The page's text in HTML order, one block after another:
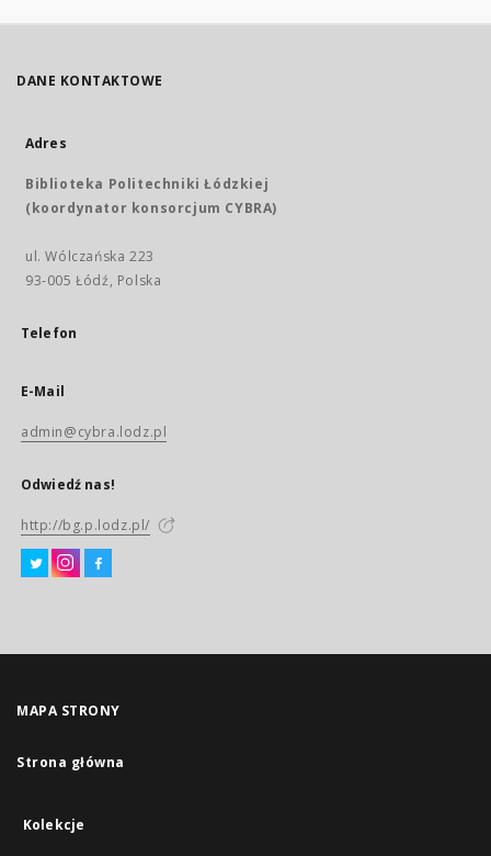
DANE KONTAKTOWE
Adres
Biblioteka Politechniki Łódzkiej
(koordynator konsorcjum CYBRA)
ul. Wólczańska 223
93-005 Łódź, Polska
Telefon
E-Mail
admin@cybra.lodz.pl
Odwiedź nas!
http://bg.p.lodz.pl/
MAPA STRONY
Strona główna
Kolekcje